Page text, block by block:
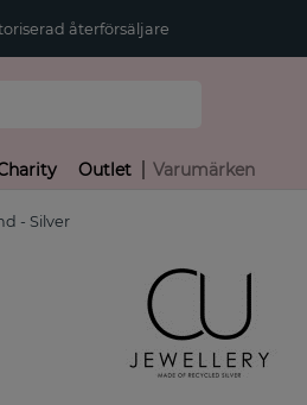
återförsäljare
Outlet Varumärken
- Silver